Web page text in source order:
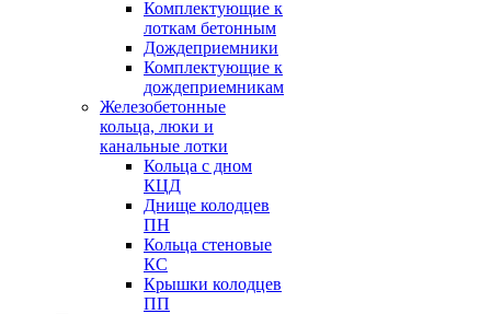
Комплектующие к
лоткам бетонным
Дождеприемники
Комплектующие к
дождеприемникам
Железобетонные
кольца, люки и
канальные лотки
Кольца с дном
КЦД
Днище колодцев
ПН
Кольца стеновые
КС
Крышки колодцев
ПП